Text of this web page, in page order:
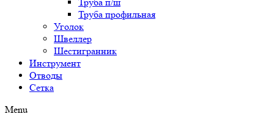
Труба профильная
Уголок
Швеллер
Шестигранник
Инструмент
Отводы
Сетка
Menu